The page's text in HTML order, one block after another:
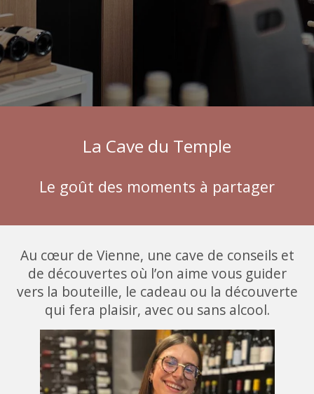
La Cave du Temple
Le goût des moments à partager
Au cœur de Vienne, une cave de conseils et
de découvertes où l’on aime vous guider
vers la bouteille, le cadeau ou la découverte
qui fera plaisir, avec ou sans alcool.